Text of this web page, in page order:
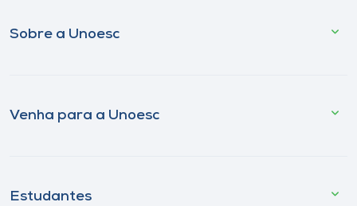
Sobre a Unoesc
Venha para a Unoesc
Estudantes